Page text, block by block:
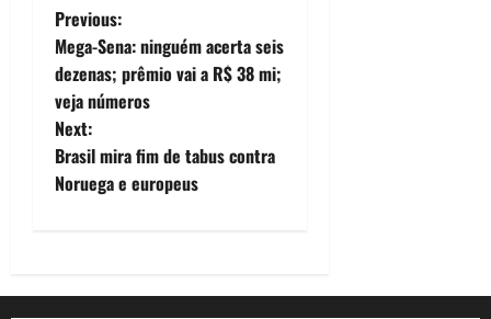
P
o
s
t
v
Previous:
Mega-Sena: ninguém acerta seis
dezenas; prêmio vai a R$ 38 mi;
veja números
Next:
Brasil mira fim de tabus contra
Noruega e europeus